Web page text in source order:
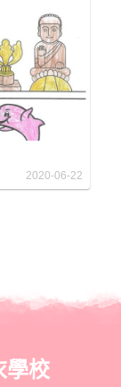
2020-06-22
學校